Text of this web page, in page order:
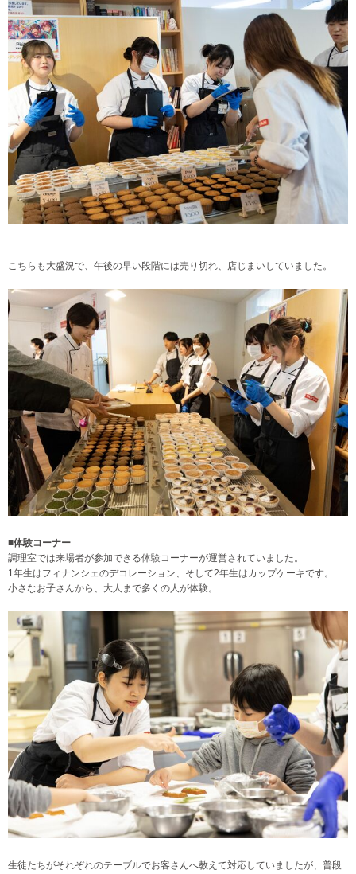
こちらも大盛況で、午後の早い段階には売り切れ、店じまいしていました。
■体験コーナー
調理室では来場者が参加できる体験コーナーが運営されていました。
1年生はフィナンシェのデコレーション、そして2年生はカップケーキです。
小さなお子さんから、大人まで多くの人が体験。
生徒たちがそれぞれのテーブルでお客さんへ教えて対応していましたが、普段